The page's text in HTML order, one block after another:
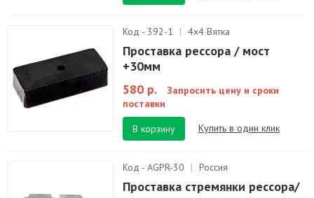
Код - 392-1 | 4х4 Вятка
Проставка рессора / мост
+30мм
580 р.
Запросить цену и сроки
поставки
В корзину
Купить в один клик
Код - AGPR-30 | Россия
Проставка стремянки рессора/